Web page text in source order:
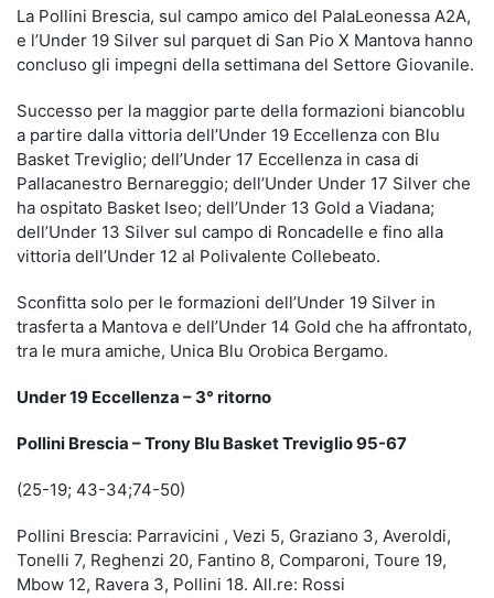
La Pollini Brescia, sul campo amico del PalaLeonessa A2A,
e l’Under 19 Silver sul parquet di San Pio X Mantova hanno
concluso gli impegni della settimana del Settore Giovanile.
Successo per la maggior parte della formazioni biancoblu
a partire dalla vittoria dell’Under 19 Eccellenza con Blu
Basket Treviglio; dell’Under 17 Eccellenza in casa di
Pallacanestro Bernareggio; dell’Under Under 17 Silver che
ha ospitato Basket Iseo; dell’Under 13 Gold a Viadana;
dell’Under 13 Silver sul campo di Roncadelle e fino alla
vittoria dell’Under 12 al Polivalente Collebeato.
Sconfitta solo per le formazioni dell’Under 19 Silver in
trasferta a Mantova e dell’Under 14 Gold che ha affrontato,
tra le mura amiche, Unica Blu Orobica Bergamo.
Under 19 Eccellenza – 3° ritorno
Pollini Brescia – Trony Blu Basket Treviglio 95-67
(25-19; 43-34;74-50)
Pollini Brescia: Parravicini , Vezi 5, Graziano 3, Averoldi,
Tonelli 7, Reghenzi 20, Fantino 8, Comparoni, Toure 19,
Mbow 12, Ravera 3, Pollini 18. All.re: Rossi